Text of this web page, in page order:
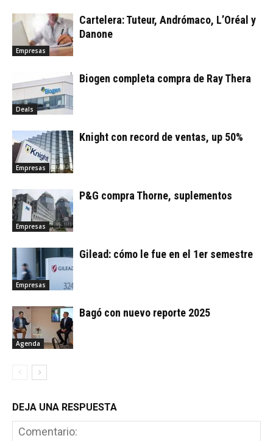
Empresas
Cartelera: Tuteur, Andrómaco, L’Oréal y
Danone
Deals
Biogen completa compra de Ray Thera
Empresas
Knight con record de ventas, up 50%
Empresas
P&G compra Thorne, suplementos
Empresas
Gilead: cómo le fue en el 1er semestre
Agenda
Bagó con nuevo reporte 2025
DEJA UNA RESPUESTA